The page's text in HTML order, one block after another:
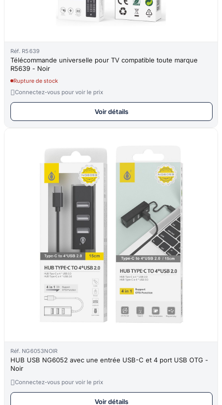
Réf. R5639
Télécommande universelle pour TV compatible toute marque
R5639 - Noir
Rupture de stock
Connectez-vous pour voir le prix
Voir détails
Réf. NG6053NOIR
HUB USB NG6052 avec une entrée USB-C et 4 port USB OTG -
Noir
Connectez-vous pour voir le prix
Voir détails